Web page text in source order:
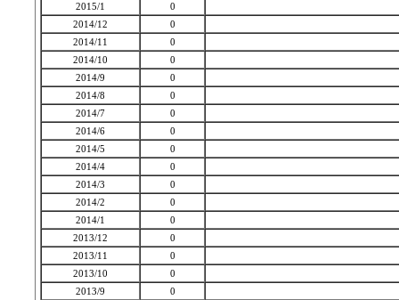
2015/1
0
2014/12
0
2014/11
0
2014/10
0
2014/9
0
2014/8
0
2014/7
0
2014/6
0
2014/5
0
2014/4
0
2014/3
0
2014/2
0
2014/1
0
2013/12
0
2013/11
0
2013/10
0
2013/9
0